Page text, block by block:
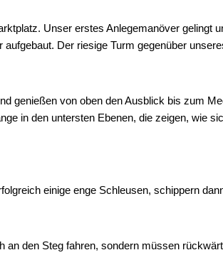
Unser erstes Anlegemanöver gelingt
Der riesige Turm gegenüber
genießen von oben den Ausblick bis zum
in den untersten Ebenen, die zeigen, wie
einige enge Schleusen, schippern
an den Steg fahren, sondern müssen